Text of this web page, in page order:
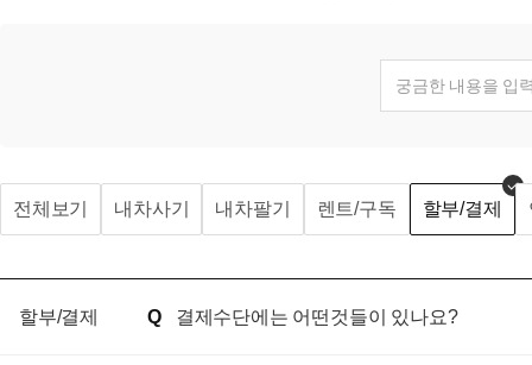
전체보기 내차사기 내차팔기 렌트/구독 할부/결제
할부/결제 결제수단에는 어떤것들이 있나요?